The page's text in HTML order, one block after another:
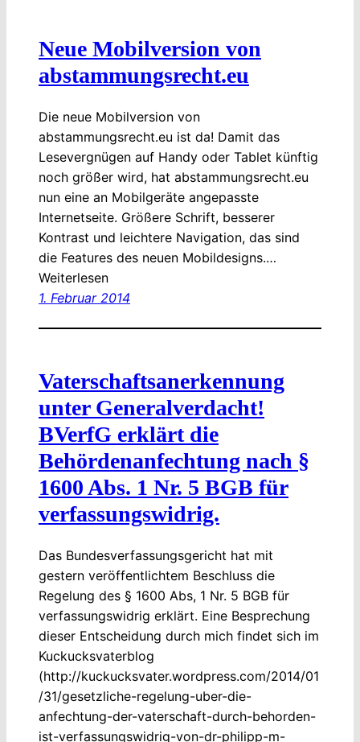
Neue Mobilversion von
abstammungsrecht.eu
Die neue Mobilversion von
abstammungsrecht.eu ist da! Damit das
Lesevergnügen auf Handy oder Tablet künftig
noch größer wird, hat abstammungsrecht.eu
nun eine an Mobilgeräte angepasste
Internetseite. Größere Schrift, besserer
Kontrast und leichtere Navigation, das sind
die Features des neuen Mobildesigns.…
Weiterlesen
1. Februar 2014
Vaterschaftsanerkennung
unter Generalverdacht!
BVerfG erklärt die
Behördenanfechtung nach §
1600 Abs. 1 Nr. 5 BGB für
verfassungswidrig.
Das Bundesverfassungsgericht hat mit
gestern veröffentlichtem Beschluss die
Regelung des § 1600 Abs, 1 Nr. 5 BGB für
verfassungswidrig erklärt. Eine Besprechung
dieser Entscheidung durch mich findet sich im
Kuckucksvaterblog
(http://kuckucksvater.wordpress.com/2014/01
/31/gesetzliche-regelung-uber-die-
anfechtung-der-vaterschaft-durch-behorden-
ist-verfassungswidrig-von-dr-philipp-m-